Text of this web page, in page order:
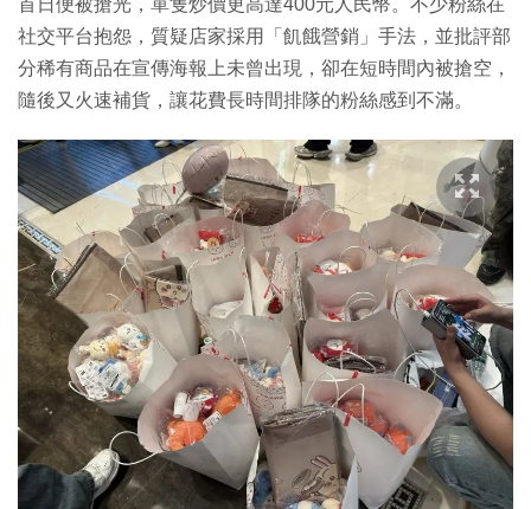
首日便被搶光，單隻炒價更高達400元人民幣。不少粉絲在
社交平台抱怨，質疑店家採用「飢餓營銷」手法，並批評部
分稀有商品在宣傳海報上未曾出現，卻在短時間內被搶空，
隨後又火速補貨，讓花費長時間排隊的粉絲感到不滿。